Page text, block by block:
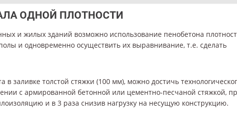
ОДНОЙ ПЛОТНОСТИ
и жилых зданий возможно использование пенобетона
и одновременно осуществить их выравнивание, т.е. сделать
в заливке толстой стяжки (100 мм), можно достичь
с армированной бетонной или цементно-песчаной стяжкой,
и в 3 раза снизив нагрузку на несущую конструкцию.